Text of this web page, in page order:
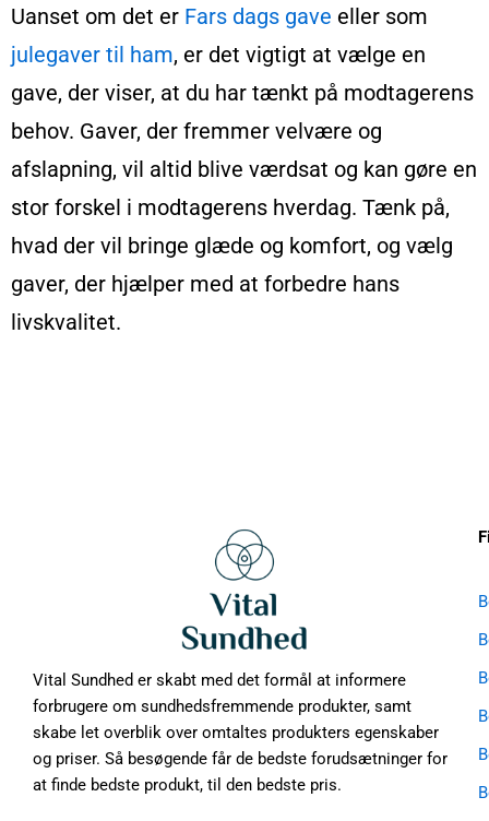
Uanset om det er Fars dags gave eller som
julegaver til ham, er det vigtigt at vælge en
gave, der viser, at du har tænkt på modtagerens
behov. Gaver, der fremmer velvære og
afslapning, vil altid blive værdsat og kan gøre en
stor forskel i modtagerens hverdag. Tænk på,
hvad der vil bringe glæde og komfort, og vælg
gaver, der hjælper med at forbedre hans
livskvalitet.
Vital Sundhed er skabt med det formål at informere
forbrugere om sundhedsfremmende produkter, samt
skabe let overblik over omtaltes produkters egenskaber
og priser. Så besøgende får de bedste forudsætninger for
at finde bedste produkt, til den bedste pris.